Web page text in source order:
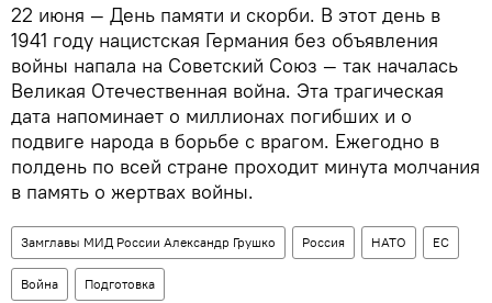
22 июня — День памяти и скорби. В этот день в
1941 году нацистская Германия без объявления
войны напала на Советский Союз — так началась
Великая Отечественная война. Эта трагическая
дата напоминает о миллионах погибших и о
подвиге народа в борьбе с врагом. Ежегодно в
полдень по всей стране проходит минута молчания
в память о жертвах войны.
Замглавы МИД России Александр Грушко Россия НАТО ЕС
Война Подготовка